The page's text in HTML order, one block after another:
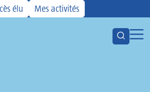
élu Mes activités
Ouvrir la